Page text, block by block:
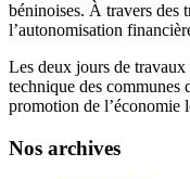
béninoises. À travers des
l’autonomisation
Les deux jours de
technique des communes
promotion de l’économie
Nos archives